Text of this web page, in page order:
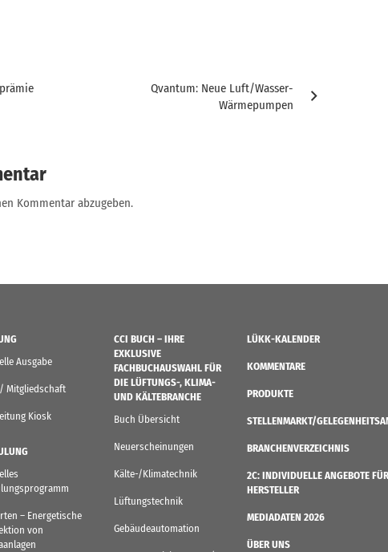
Qvantum: Neue Luft/Wasser-
Wärmepumpen
Kommentar abzugeben.
Ausgabe
Mitgliedschaft
Kiosk
– Energetische
von
CCI BUCH – IHRE
EXKLUSIVE
FACHBUCHAUSWAHL FÜR
DIE LÜFTUNGS-, KLIMA-
UND KÄLTEBRANCHE
Buch Übersicht
Neuerscheinungen
Kälte-/Klimatechnik
Lüftungstechnik
Gebäudeautomation
LÜKK-KALENDER
KOMMENTARE
PRODUKTE
STELLENMARKT/
BRANCHENVERZEICHNIS
2C: INDIVIDUELLE ANGEBOTE FÜR
HERSTELLER
MEDIADATEN 2026
ÜBER UNS